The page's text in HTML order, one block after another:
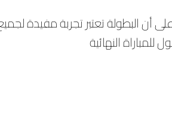
أن البطولة تعتبر تجربة مفيدة